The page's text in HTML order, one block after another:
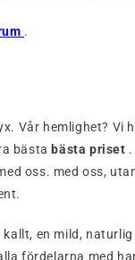
.
Vår hemlighet? Vi
bästa bästa priset
oss. med oss,
en mild,
fördelarna med